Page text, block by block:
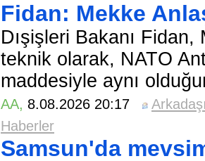
Fidan: Mekke
Dışişleri Bakanı
teknik olarak, NATO
maddesiyle aynı
AA, 8.08.2026 20:17
Haberler
Samsun'da